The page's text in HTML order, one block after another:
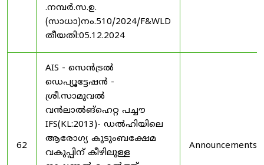
.നമ്പർ.സ.ഉ.
(സാധാ)നം.510/2024/F&WLD
തീയതി:05.12.2024
62
AIS - സെൻട്രൽ
ഡെപ്യൂട്ടേഷൻ -
ശ്രീ.സാമുവൽ
വൻലാൽങ്‌ഹെറ്റ പച്ചൗ
IFS(KL:2013)- ഡൽഹിയിലെ
ആരോഗ്യ കുടുംബക്ഷേമ
വകുപ്പിന് കീഴിലുള്ള
Announcements